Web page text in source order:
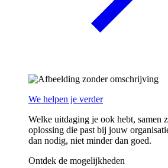
We helpen je verder
Welke uitdaging je ook hebt, samen
oplossing die past bij jouw
dan nodig, niet minder dan goed.
Ontdek de mogelijkheden